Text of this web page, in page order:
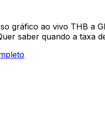
gráfico ao vivo THB a
saber quando a taxa